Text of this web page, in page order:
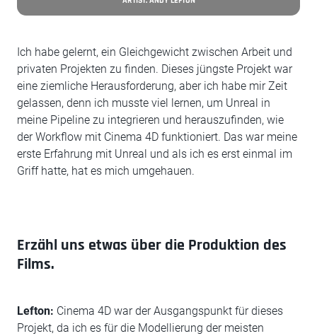
Ich habe gelernt, ein Gleichgewicht zwischen Arbeit und
privaten Projekten zu finden. Dieses jüngste Projekt war
eine ziemliche Herausforderung, aber ich habe mir Zeit
gelassen, denn ich musste viel lernen, um Unreal in
meine Pipeline zu integrieren und herauszufinden, wie
der Workflow mit Cinema 4D funktioniert. Das war meine
erste Erfahrung mit Unreal und als ich es erst einmal im
Griff hatte, hat es mich umgehauen.
Erzähl uns etwas über die Produktion des
Films.
Lefton: Cinema 4D war der Ausgangspunkt für dieses
Projekt, da ich es für die Modellierung der meisten